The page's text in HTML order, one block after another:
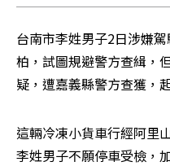
台南市李姓男子2日涉嫌
柏，試圖規避警方查緝，
疑，遭嘉義縣警方查獲，
這輛冷凍小貨車行經阿里
李姓男子不願停車受檢，